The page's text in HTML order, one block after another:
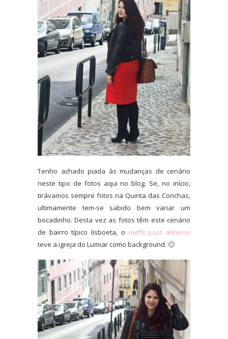
Tenho achado piada às mudanças de cenário
neste tipo de fotos aqui no blog. Se, no início,
tirávamos sempre fotos na Quinta das Conchas,
ultimamente tem-se sabido bem variar um
bocadinho. Desta vez as fotos têm este cenário
de bairro típico lisboeta, o outfit post anterior
teve a igreja do Lumiar como background. 🙂